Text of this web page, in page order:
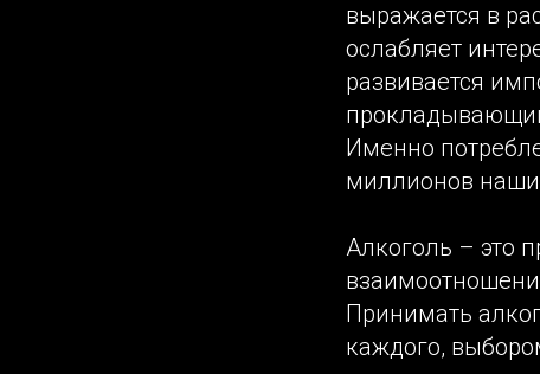
выражается в
ослабляет
развивается
Именно
миллионов
Алкоголь – это
Принимать
каждого,